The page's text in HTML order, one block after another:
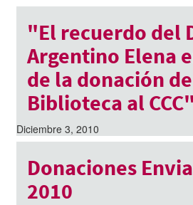
"El recuerdo del
Argentino Elena
de la donación
Biblioteca al CCC"
Diciembre 3, 2010
Donaciones
2010